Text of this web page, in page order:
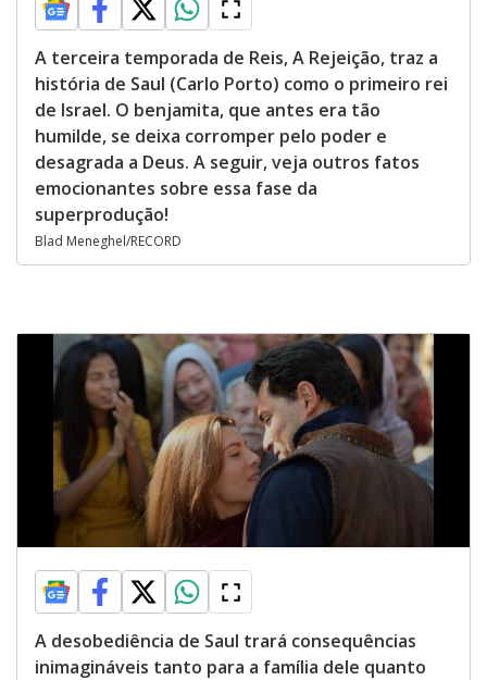
A terceira temporada de Reis, A Rejeição, traz a
história de Saul (Carlo Porto) como o primeiro rei
de Israel. O benjamita, que antes era tão
humilde, se deixa corromper pelo poder e
desagrada a Deus. A seguir, veja outros fatos
emocionantes sobre essa fase da
superprodução!
Blad Meneghel/RECORD
A desobediência de Saul trará consequências
inimagináveis tanto para a família dele quanto